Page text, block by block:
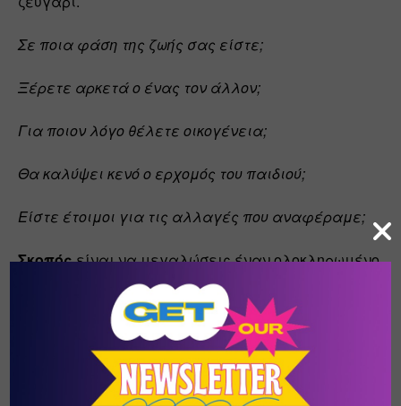
Σε ποια φάση της ζωής σας είστε;
Ξέρετε αρκετά ο ένας τον άλλον;
Για ποιον λόγο θέλετε οικογένεια;
Θα καλύψει κενό ο ερχομός του παιδιού;
Είστε έτοιμοι για τις αλλαγές που αναφέραμε;
Σκοπός είναι να μεγαλώσεις έναν ολοκληρωμένο,
ισορροπημένο, ανθεκτικό, χρήσιμο για την
κοινωνία άνθρωπο που θα συμβάλλει στο να γίνει
ο κόσμος λίγο καλύτερος.
ΟΚ να μην μπορείς, να μην αντέχεις, να